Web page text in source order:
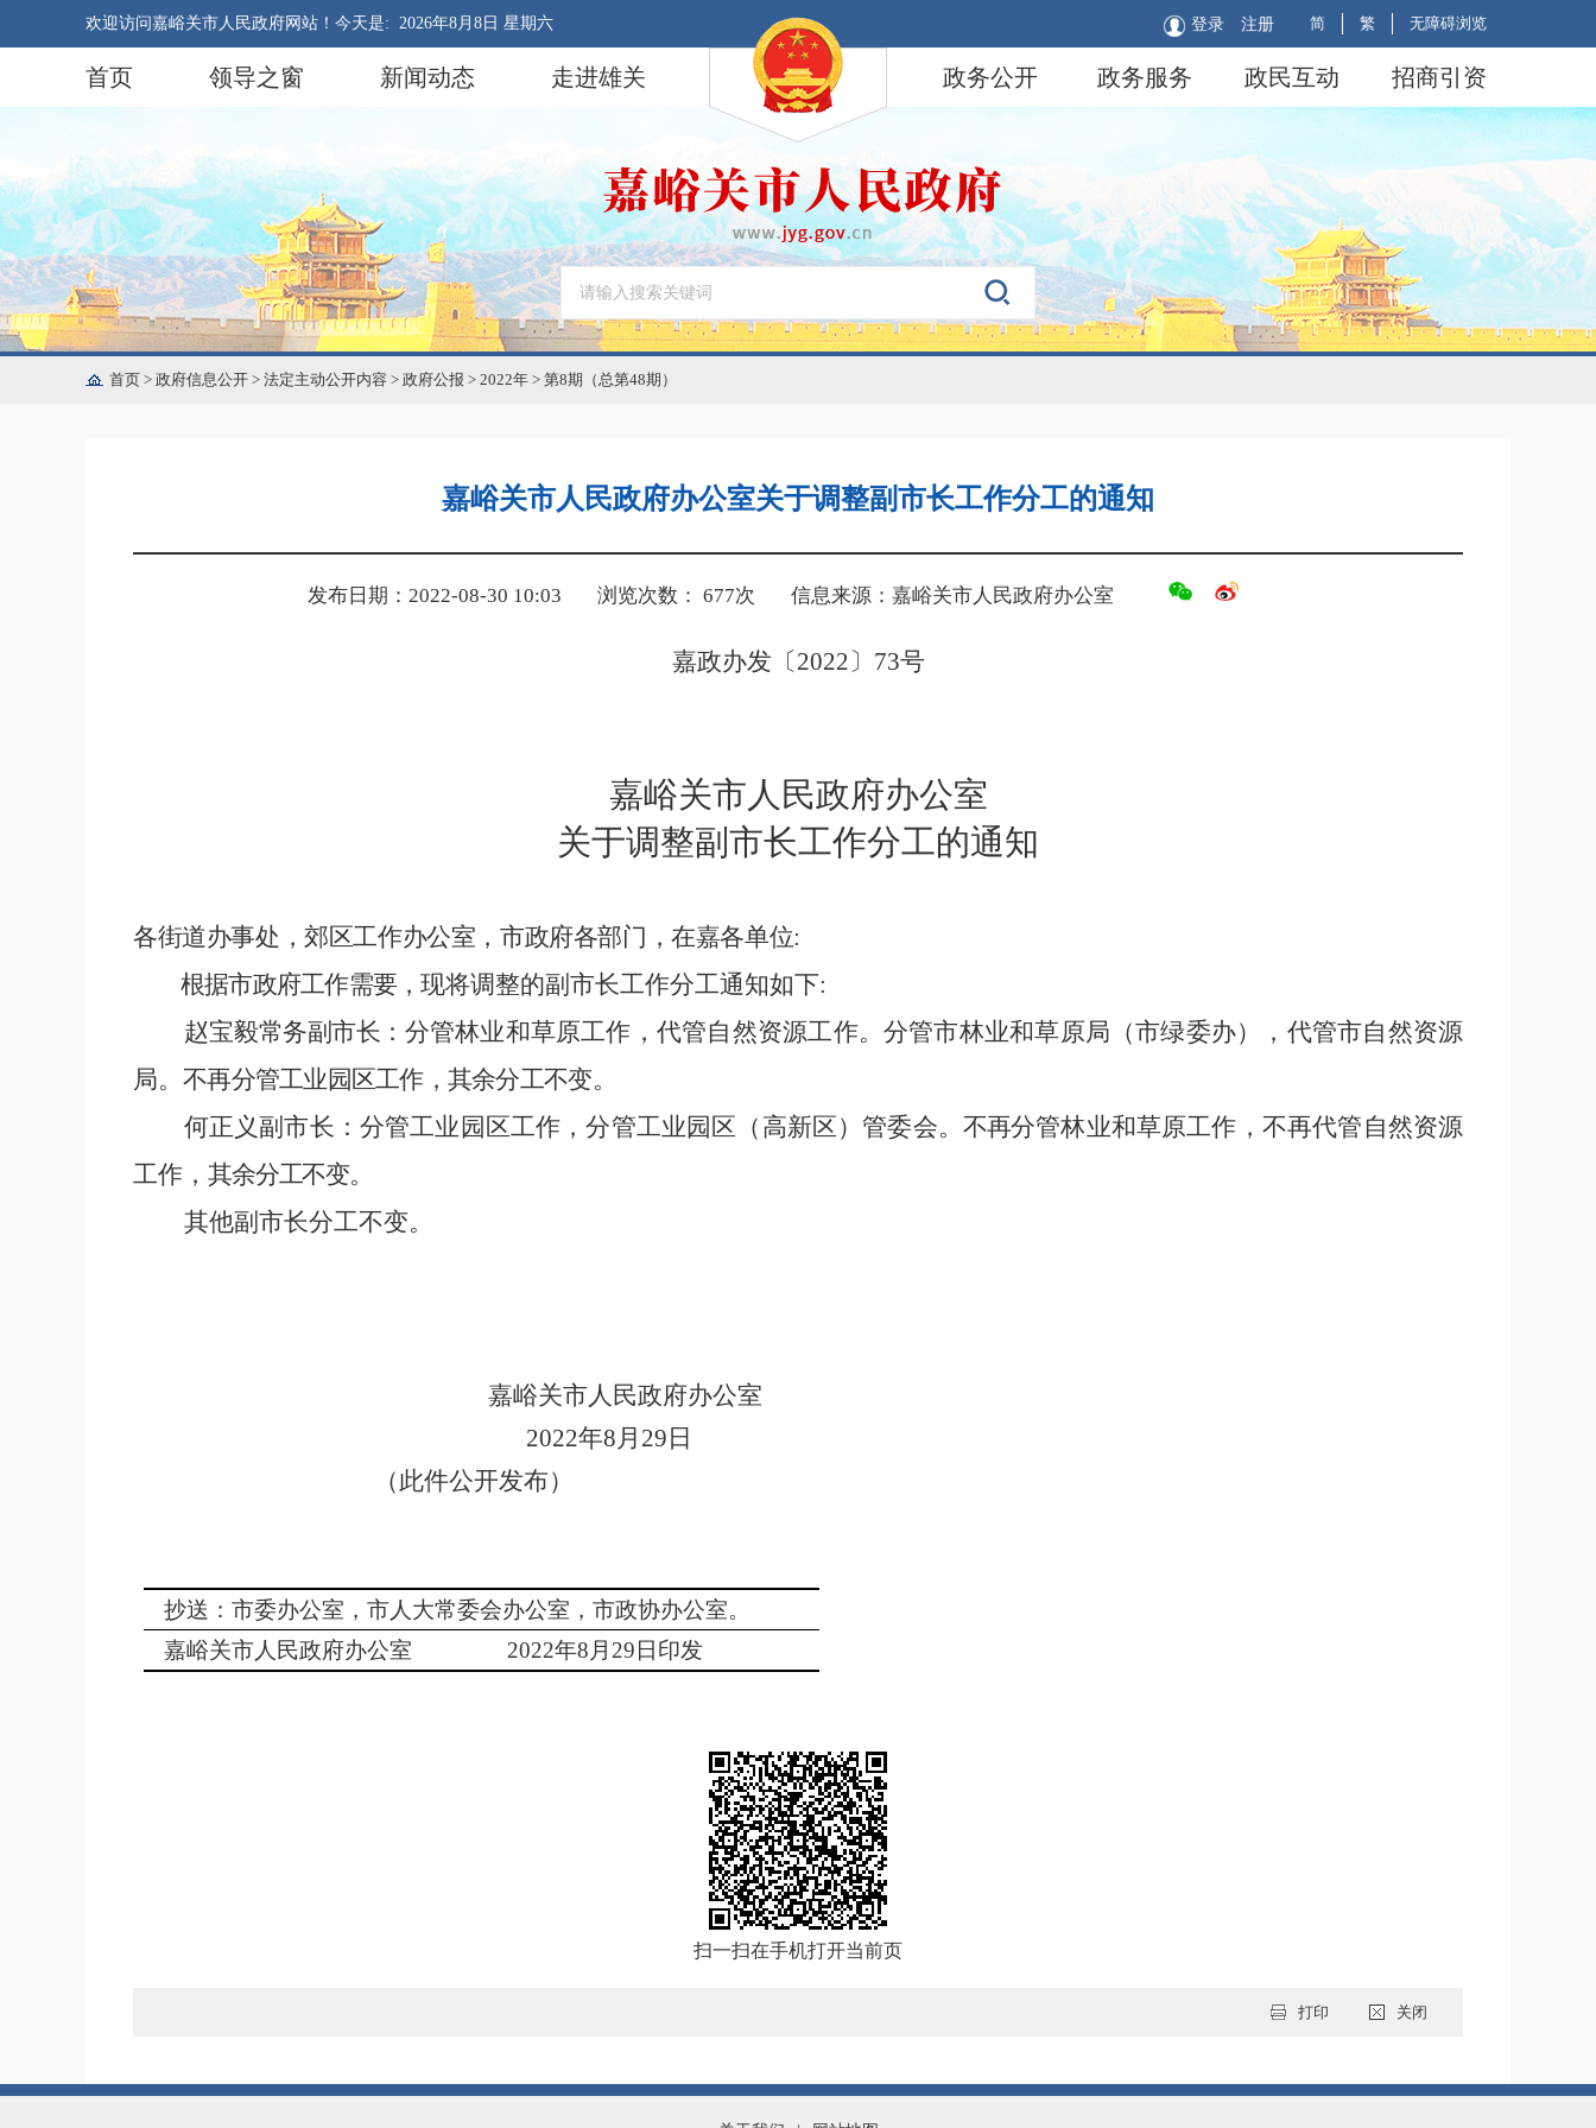
欢迎访问嘉峪关市人民政府网站！今天是: 2026年8月8日 星期六 简 繁 无障碍浏览
登录 注册
首页 领导之窗 新闻动态 走进雄关 政务公开 政务服务 政民互动 招商引资
首页 > 政府信息公开 > 法定主动公开内容 > 政府公报 > 2022年 > 第8期（总第48期）
嘉峪关市人民政府办公室关于调整副市长工作分工的通知
发布日期：2022-08-30 10:03 浏览次数： 677次 信息来源：嘉峪关市人民政府办公室
嘉政办发〔2022〕73号
嘉峪关市人民政府办公室
关于调整副市长工作分工的通知
各街道办事处，郊区工作办公室，市政府各部门，在嘉各单位:
根据市政府工作需要，现将调整的副市长工作分工通知如下:
赵宝毅常务副市长： 分管林业和草原工作，代管自然资源工作。分管市林业和草原局（市绿委办），代管市自然资源
局。 不再分管工业园区工作，其余分工不变。
何正义副市长： 分管工业园区工作，分管工业园区（高新区）管委会。不再分管林业和草原工作，不再代管自然资源
工作， 其余分工不变。
其他副市长分工不变。
嘉峪关市人民政府办公室
2022年8月29日
（此件公开发布）
抄送：市委办公室，市人大常委会办公室，市政协办公室。
嘉峪关市人民政府办公室
2022年8月29日印发
扫一扫在手机打开当前页
打印 关闭